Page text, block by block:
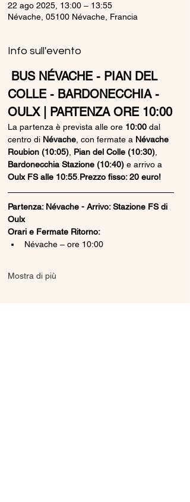
22 ago 2025, 13:00 – 13:55
Névache, 05100 Névache, Francia
Info sull'evento
COLLE - BARDONECCHIA -
OULX | PARTENZA ORE 10:00
La partenza è prevista alle ore 10:00 dal
centro di Névache , con fermate a Névache
Roubion (10:05) Pian del Colle (10:30)
Bardonecchia Stazione (10:40) e arrivo a
Oulx FS alle 10:55 Prezzo fisso: 20 euro!
Partenza: Névache - Arrivo: Stazione FS di
Oulx
Orari e Fermate Ritorno:
Névache – ore 10:00
Mostra di più